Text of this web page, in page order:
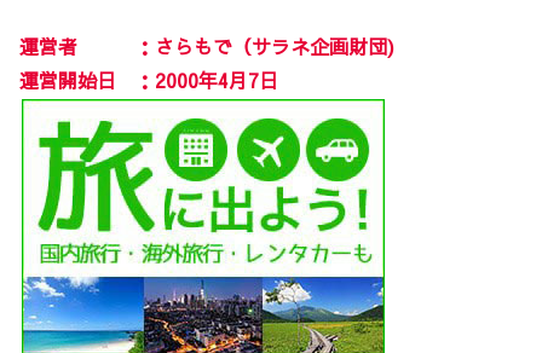
運営者 ：さらもで（サラネ企画財団)
運営開始日 ：2000年4月7日